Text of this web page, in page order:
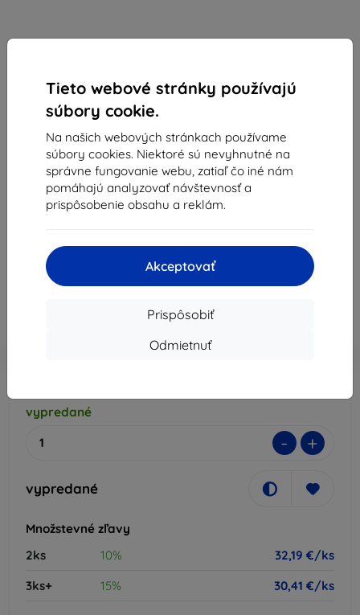
Tieto webové stránky používajú
súbory cookie.
Na našich webových stránkach používame
súbory cookies. Niektoré sú nevyhnutné na
správne fungovanie webu, zatiaľ čo iné nám
pomáhajú analyzovať návštevnosť a
prispôsobenie obsahu a reklám.
Akceptovať
Prispôsobiť
Odmietnuť
Eiger Glass
Ochranné sklo Eiger GLASS Mountain ULTRA+
Super Strong Screen Protector for Samsung
Galaxy S20 FE (EGMSP00172)
Vhodné pre: Samsung Galaxy S20 FE
35,77 €
32,19 €
Zľava s kupónom EXTRA10
vypredané
- +
vypredané
Množstevné zľavy
2ks
10%
32,19 €/ks
3ks+
15% 30,41 €/ks